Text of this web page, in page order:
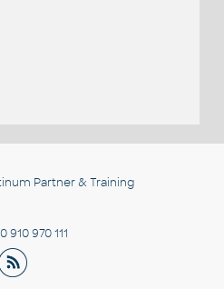
Partner & Training
970 111